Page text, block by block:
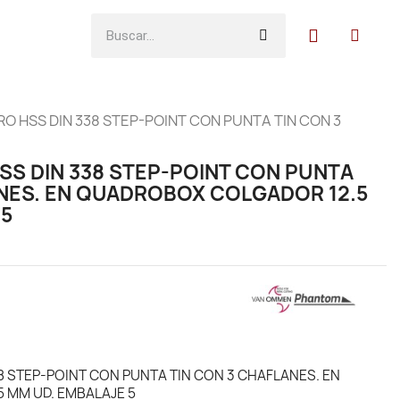
HSS DIN 338 STEP-POINT CON PUNTA TIN CON 3
DIN 338 STEP-POINT CON PUNTA
EN QUADROBOX COLGADOR 12.5
STEP-POINT CON PUNTA TIN CON 3 CHAFLANES. EN
MM UD. EMBALAJE 5